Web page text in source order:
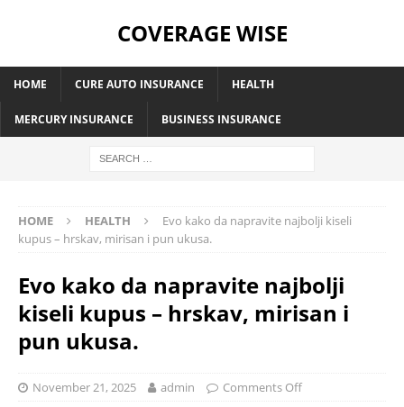
COVERAGE WISE
HOME CURE AUTO INSURANCE HEALTH
MERCURY INSURANCE BUSINESS INSURANCE
HOME HEALTH
Evo kako da napravite najbolji kiseli
kupus – hrskav, mirisan i pun ukusa.
Evo kako da napravite najbolji
kiseli kupus – hrskav, mirisan i
pun ukusa.
November 21, 2025 admin Comments Off